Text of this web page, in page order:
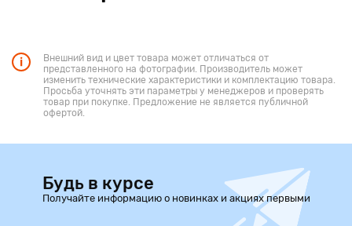
Внешний вид и цвет товара может отличаться от
представленного на фотографии. Производитель может
изменить технические характеристики и комплектацию товара.
Просьба уточнять эти параметры у менеджеров и проверять
товар при покупке. Предложение не является публичной
офертой.
Будь в курсе
Получайте информацию о новинках и акциях первыми